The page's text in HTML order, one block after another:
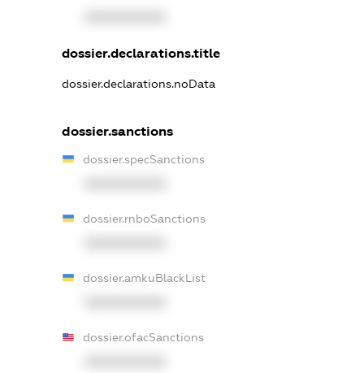
dossier.declarations.title
dossier.declarations.noData
dossier.sanctions
dossier.specSanctions
dossier.rnboSanctions
dossier.amkuBlackList
dossier.ofacSanctions